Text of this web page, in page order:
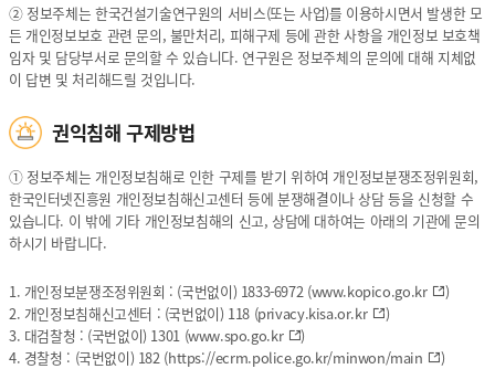
개
인
정
보
호
분
야
별
책
임
,
개
인
정
연
락
처),
개
정
보
보
호
분
야
책
임
자
(부
② 정보주체는 한국건설기술연구원의 서비스(또는 사업)를 이용하시면서 발생한 모
든 개인정보보호 관련 문의, 불만처리, 피해구제 등에 관한 사항을 개인정보 보호책
임자 및 담당부서로 문의할 수 있습니다. 연구원은 정보주체의 문의에 대해 지체없
이 답변 및 처리해드릴 것입니다.
권익침해 구제방법
① 정보주체는 개인정보침해로 인한 구제를 받기 위하여 개인정보분쟁조정위원회,
한국인터넷진흥원 개인정보침해신고센터 등에 분쟁해결이나 상담 등을 신청할 수
있습니다. 이 밖에 기타 개인정보침해의 신고, 상담에 대하여는 아래의 기관에 문의
하시기 바랍니다.
1. 개인정보분쟁조정위원회 : (국번없이) 1833-6972 (www.kopico.go.kr
)
2. 개인정보침해신고센터 : (국번없이) 118 (privacy.kisa.or.kr
)
3. 대검찰청 : (국번없이) 1301 (www.spo.go.kr
)
4. 경찰청 : (국번없이) 182 (https://ecrm.police.go.kr/minwon/main
)